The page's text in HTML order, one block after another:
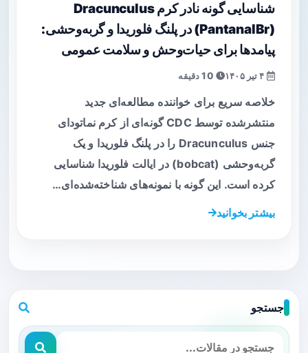
شناسایی گونه نادر کرم Dracunculus
(PantanalBr) در پلنگ فلوریدا و گربه‌وحشی:
پیامدها برای حیات‌وحش و سلامت عمومی
خلاصه سریع برای خواننده مطالعه‌ای جدید
منتشرشده توسط CDC گونه‌ای از کرم نماتودای
جنس Dracunculus را در پلنگ فلوریدا و یک
گربه‌وحشی (bobcat) در ایالت فلوریدا شناسایی
کرده است. این گونه با نمونه‌های شناخته‌شده‌ای…
بیشتر بخوانید
جستجو